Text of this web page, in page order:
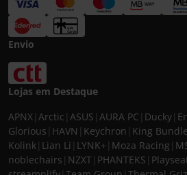
Envio
Lojas em Destaque
APNX Arctic ASUS AURA PC Ducky
Glorious HAVN Keychron King
Kolink Lian Li LYNK+ Moza Racing
noblechairs NZXT PHANTEKS